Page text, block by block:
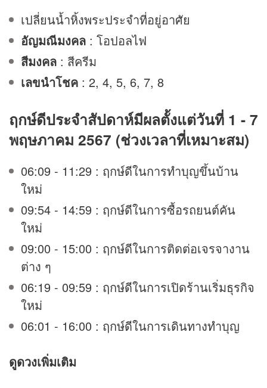
เปลี่ยนน้ำหิ้งพระประจำที่อยู่อาศัย
อัญมณีมงคล : โอปอลไฟ
สีมงคล : สีครีม
เลขนำโชค : 2, 4, 5, 6, 7, 8
ฤกษ์ดีประจำสัปดาห์มีผลตั้งแต่วันที่ 1 - 7
พฤษภาคม 2567 (ช่วงเวลาที่เหมาะสม)
06:09 - 11:29 : ฤกษ์ดีในการทำบุญขึ้นบ้าน
ใหม่
09:54 - 14:59 : ฤกษ์ดีในการซื้อรถยนต์คัน
ใหม่
09:00 - 15:00 : ฤกษ์ดีในการติดต่อเจรจางาน
ต่าง ๆ
06:19 - 09:59 : ฤกษ์ดีในการเปิดร้านเริ่มธุรกิจ
ใหม่
06:01 - 16:00 : ฤกษ์ดีในการเดินทางทำบุญ
ดูดวงเพิ่มเติม